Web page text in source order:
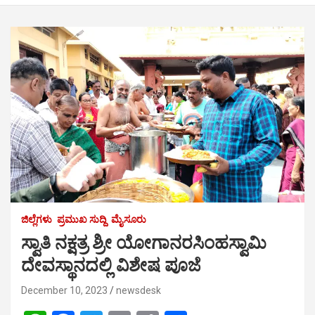
ಜಿಲ್ಲೆಗಳು ಪ್ರಮುಖ ಸುದ್ದಿ ಮೈಸೂರು
ಸ್ವಾತಿ ನಕ್ಷತ್ರ ಶ್ರೀ ಯೋಗಾನರಸಿಂಹಸ್ವಾಮಿ
ದೇವಸ್ಥಾನದಲ್ಲಿ ವಿಶೇಷ ಪೂಜೆ
December 10, 2023 newsdesk